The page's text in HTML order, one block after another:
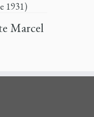
1931)
Marcel